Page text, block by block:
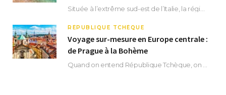
RÉPUBLIQUE TCHÈQUE
Voyage sur-mesure en Europe centrale :
de Prague à la Bohème